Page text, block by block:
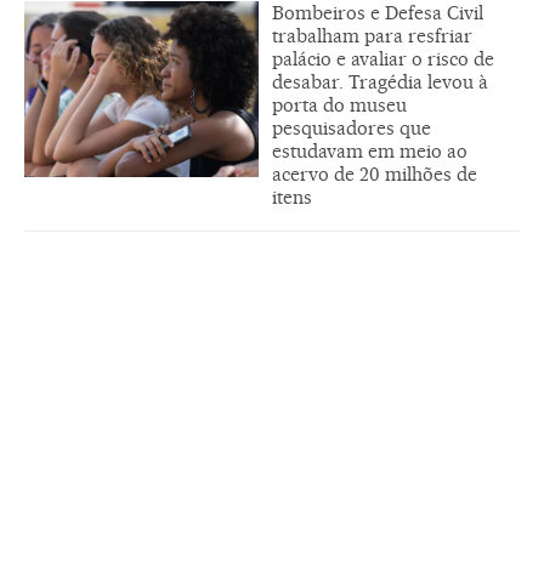
Bombeiros e Defesa Civil
trabalham para resfriar
palácio e avaliar o risco de
desabar. Tragédia levou à
porta do museu
pesquisadores que
estudavam em meio ao
acervo de 20 milhões de
itens